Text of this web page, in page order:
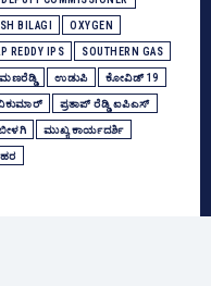
BILAGI OXYGEN
REDDY IPS SOUTHERN GAS
ಉಡುಪಿ ಕೋವಿಡ್‌ 19
ಪ್ರತಾಪ್ ರೆಡ್ಡಿ ಐಪಿಎಸ್‌
ಮುಖ್ಯ ಕಾರ್ಯದರ್ಶಿ